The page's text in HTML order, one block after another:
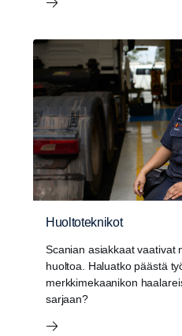
Huoltoteknikot
Scanian asiakkaat vaativat
huoltoa. Haluatko päästä
merkkimekaanikon
sarjaan?